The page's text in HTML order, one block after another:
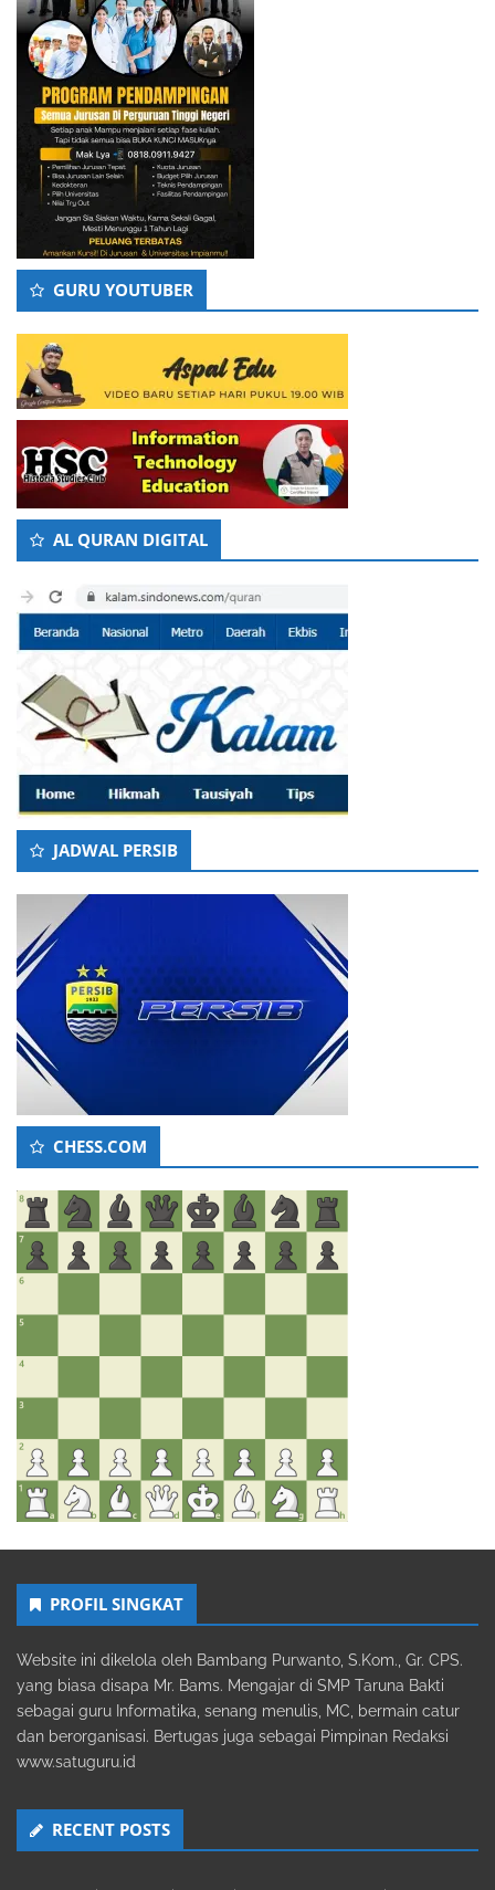
GURU YOUTUBER
AL QURAN DIGITAL
JADWAL PERSIB
CHESS.COM
PROFIL SINGKAT
Website ini dikelola oleh Bambang Purwanto, S.Kom., Gr. CPS.
yang biasa disapa Mr. Bams. Mengajar di SMP Taruna Bakti
sebagai guru Informatika, senang menulis, MC, bermain catur
dan berorganisasi. Bertugas juga sebagai Pimpinan Redaksi
www.satuguru.id
RECENT POSTS